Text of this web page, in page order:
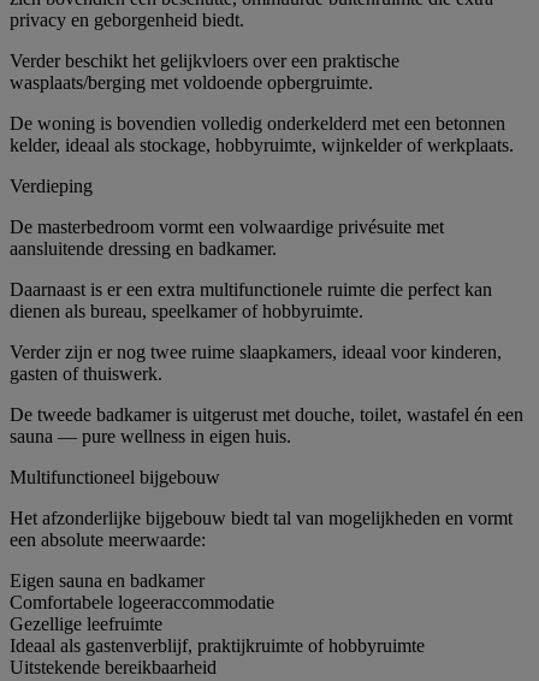
privacy en geborgenheid biedt.
Verder beschikt het gelijkvloers over een praktische
wasplaats/berging met voldoende opbergruimte.
De woning is bovendien volledig onderkelderd met een betonnen
kelder, ideaal als stockage, hobbyruimte, wijnkelder of werkplaats.
Verdieping
De masterbedroom vormt een volwaardige privésuite met
aansluitende dressing en badkamer.
Daarnaast is er een extra multifunctionele ruimte die perfect kan
dienen als bureau, speelkamer of hobbyruimte.
Verder zijn er nog twee ruime slaapkamers, ideaal voor kinderen,
gasten of thuiswerk.
De tweede badkamer is uitgerust met douche, toilet, wastafel én een
sauna — pure wellness in eigen huis.
Multifunctioneel bijgebouw
Het afzonderlijke bijgebouw biedt tal van mogelijkheden en vormt
een absolute meerwaarde:
Eigen sauna en badkamer
Comfortabele logeeraccommodatie
Gezellige leefruimte
Ideaal als gastenverblijf, praktijkruimte of hobbyruimte
Uitstekende bereikbaarheid